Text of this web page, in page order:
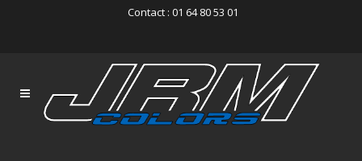
Contact : 01 64 80 53 01